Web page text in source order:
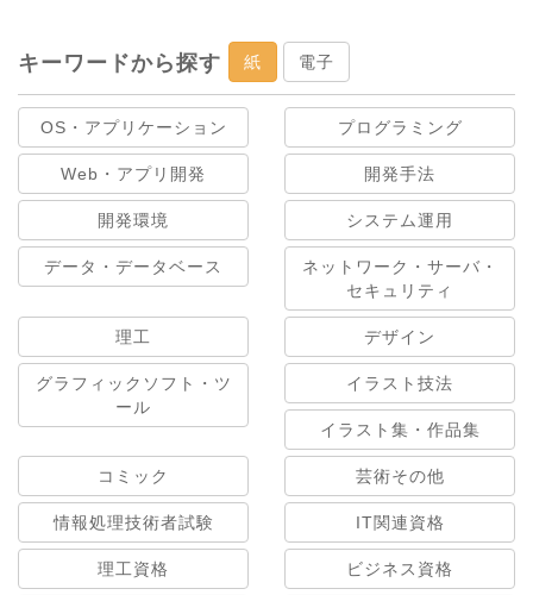
キーワードから探す 紙 電子
OS・アプリケーション プログラミング
Web・アプリ開発 開発手法
開発環境 システム運用
データ・データベース
ネットワーク・サーバ・
セキュリティ
理工 デザイン
グラフィックソフト・ツ
ール
イラスト技法
イラスト集・作品集
コミック 芸術その他
情報処理技術者試験 IT関連資格
理工資格 ビジネス資格